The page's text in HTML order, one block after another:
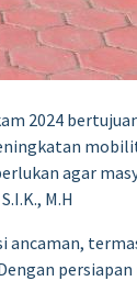
2024
agar
M.H
ancaman,